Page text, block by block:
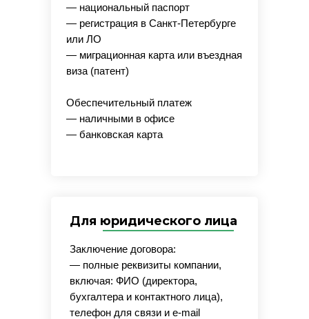
Для юридического лица
— национальный паспорт
— регистрация в Санкт-Петербурге
или ЛО
— миграционная карта или въездная
виза (патент)
Обеспечительный платеж
— наличными в офисе
— банковская карта
Заключение договора:
— полные реквизиты компании,
включая: ФИО (директора,
бухгалтера и контактного лица),
телефон для связи и e-mail